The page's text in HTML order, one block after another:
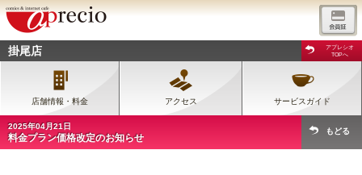
掛尾店
アプレシオ
TOPへ
店舗情報・料金 アクセス サービスガイド
2025年04月21日
料金プラン価格改定のお知らせ
もどる